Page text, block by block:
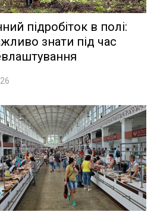
підробіток в полі:
знати під час